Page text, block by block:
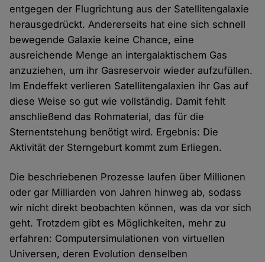
entgegen der Flugrichtung aus der Satellitengalaxie
herausgedrückt. Andererseits hat eine sich schnell
bewegende Galaxie keine Chance, eine
ausreichende Menge an intergalaktischem Gas
anzuziehen, um ihr Gasreservoir wieder aufzufüllen.
Im Endeffekt verlieren Satellitengalaxien ihr Gas auf
diese Weise so gut wie vollständig. Damit fehlt
anschließend das Rohmaterial, das für die
Sternentstehung benötigt wird. Ergebnis: Die
Aktivität der Sterngeburt kommt zum Erliegen.
Die beschriebenen Prozesse laufen über Millionen
oder gar Milliarden von Jahren hinweg ab, sodass
wir nicht direkt beobachten können, was da vor sich
geht. Trotzdem gibt es Möglichkeiten, mehr zu
erfahren: Computersimulationen von virtuellen
Universen, deren Evolution denselben